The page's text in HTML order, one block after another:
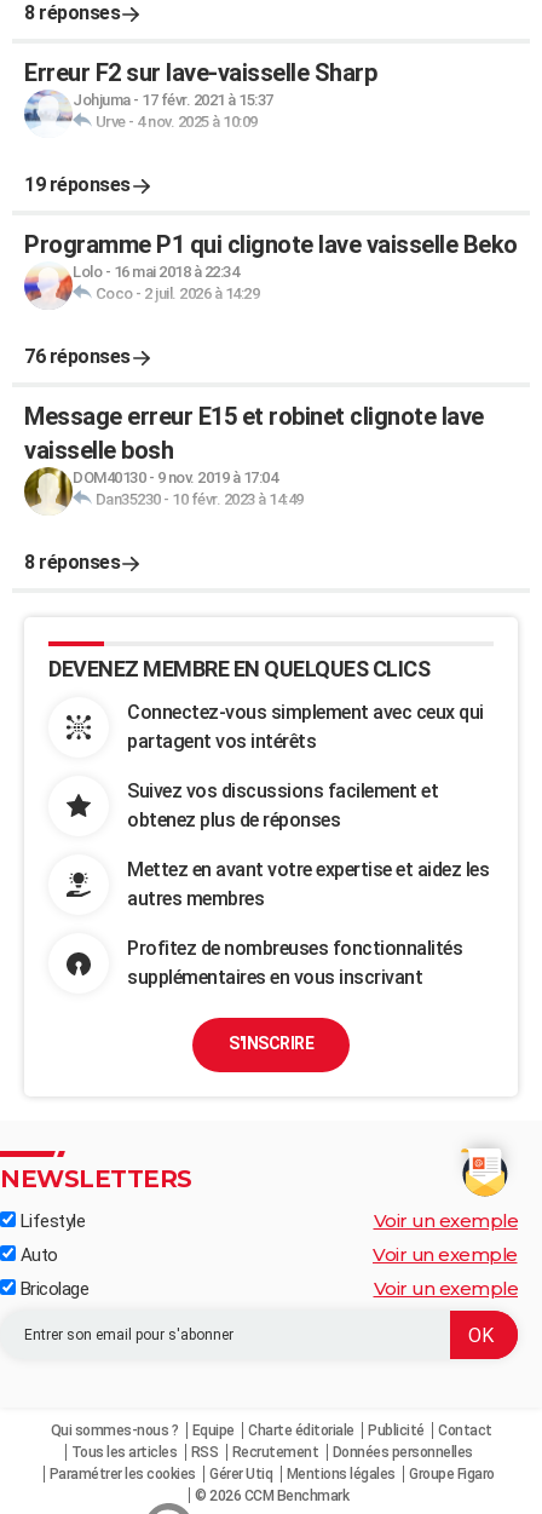
8 réponses
Erreur F2 sur lave-vaisselle Sharp
Johjuma- 17 févr. 2021 à 15:37
Urve- 4 nov. 2025 à 10:09
19 réponses
Programme P1 qui clignote lave vaisselle Beko
Lolo- 16 mai 2018 à 22:34
Coco- 2 juil. 2026 à 14:29
76 réponses
Message erreur E15 et robinet clignote lave
vaisselle bosh
DOM40130- 9 nov. 2019 à 17:04
Dan35230- 10 févr. 2023 à 14:49
8 réponses
DEVENEZ MEMBRE EN QUELQUES CLICS
Connectez-vous simplement avec ceux qui
partagent vos intérêts
Suivez vos discussions facilement et
obtenez plus de réponses
Mettez en avant votre expertise et aidez les
autres membres
Profitez de nombreuses fonctionnalités
supplémentaires en vous inscrivant
S'INSCRIRE
NEWSLETTERS
Lifestyle Voir un exemple
Auto Voir un exemple
Bricolage Voir un exemple
Qui sommes-nous ? Equipe Charte éditoriale Publicité
Contact
Tous les articles
RSS Recrutement
Données personnelles
Paramétrer les cookies
Gérer Utiq Mentions légales
Groupe Figaro
© 2026 CCM Benchmark